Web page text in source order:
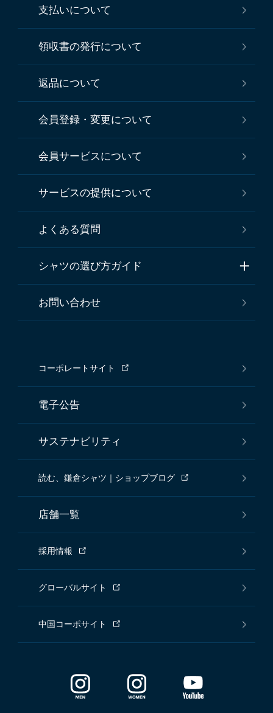
支払いについて
領収書の発行について
返品について
会員登録・変更について
会員サービスについて
サービスの提供について
よくある質問
シャツの選び方ガイド
お問い合わせ
コーポレートサイト
電子公告
サステナビリティ
読む、鎌倉シャツ｜ショップブログ
店舗一覧
採用情報
グローバルサイト
中国コーポサイト